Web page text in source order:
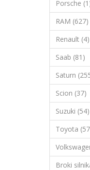
Porsche
RAM (627)
Renault (4)
Saab (81)
Saturn
Scion (37)
Suzuki (54)
Toyota
Broki